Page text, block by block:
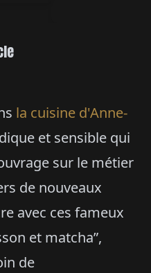
la cuisine d'Anne-
et sensible qui
sur le métier
de nouveaux
avec ces fameux
et matcha”,
de